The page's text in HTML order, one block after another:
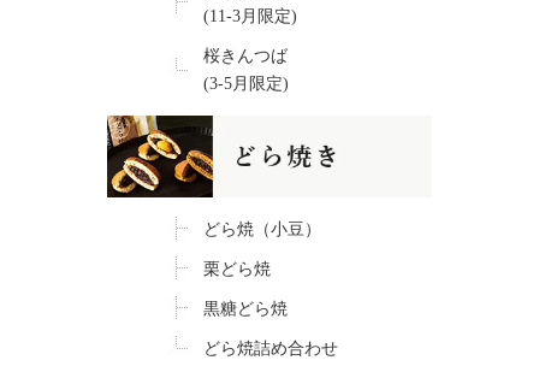
(11-3月限定)
桜きんつば
(3-5月限定)
どら焼（小豆）
栗どら焼
黒糖どら焼
どら焼詰め合わせ